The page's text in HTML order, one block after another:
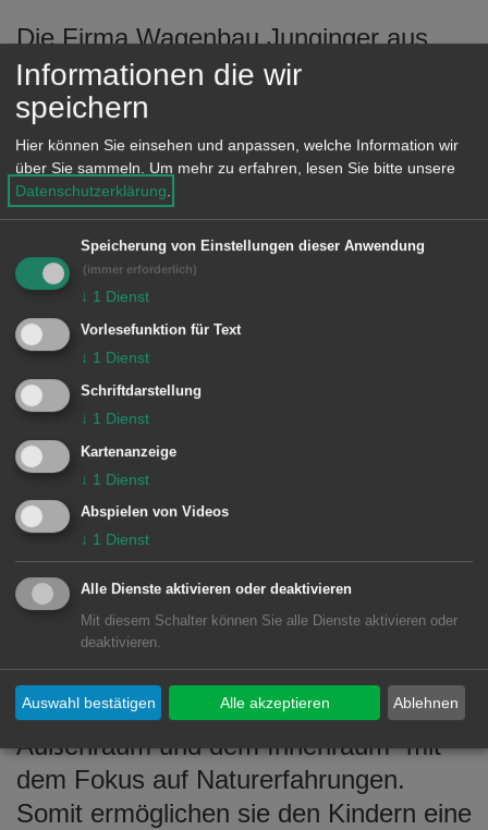
Die Firma Wagenbau Junginger aus
Nattheim überzeugte mit einem
durchdachten Konzept und bietet mit
ihrem Bauwagen einen hochwertigen
Raum für Fachsenfelder
Naturentdecker.
Der Wagen enthält alles was eine
Natur-Kita „light“ braucht: von Tischen
mit einem eigens entwickeltem
Klappmechanismus, Bänken,
Einbauschränken, einem Spülbecken
bis hin zu einer Heizung für die kalten
Tage.
Die Leiterin der neuen Kita, Nicole
Haas, und ihre Stellvertretung, Daniela
Beißwanger, freuen sich, mit der Natur-
Kita „light“ ein ganz besonderes
pädagogisches Konzept anbieten zu
können. In dem Konzept verknüpfen
sie „das Beste aus zwei Welten – dem
Außenraum und dem Innenraum“ mit
dem Fokus auf Naturerfahrungen.
Somit ermöglichen sie den Kindern eine
Informationen die wir
speichern
Hier können Sie einsehen und anpassen, welche Information wir
über Sie sammeln. Um mehr zu erfahren, lesen Sie bitte unsere
Datenschutzerklärung.
Speicherung von Einstellungen dieser Anwendung
(immer erforderlich)
↓ 1 Dienst
Vorlesefunktion für Text
↓ 1 Dienst
Schriftdarstellung
↓ 1 Dienst
Kartenanzeige
↓ 1 Dienst
Abspielen von Videos
↓ 1 Dienst
Alle Dienste aktivieren oder deaktivieren
Mit diesem Schalter können Sie alle Dienste aktivieren oder
deaktivieren.
Ablehnen
Auswahl bestätigen Alle akzeptieren